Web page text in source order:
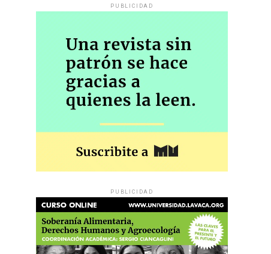
PUBLICIDAD
PUBLICIDAD